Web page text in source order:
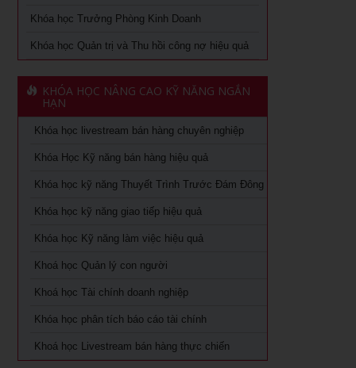
Cách đăng bán hàng trên Facebook hiệu quả
Khóa học Digital Marketing dành cho CMO
Khoá học Kinh Doanh online chuyên nghiệp
Khóa học Quản trị và Thu hồi công nợ hiệu quả
Khoá học Nhân tướng học nâng cao trong quản trị nhân
Khoá học Xem chỉ tay biết người
Khoá học quản lý con người
Khoá học Quản Trị Trải Nghiệm Khách Hàng
Ứng dụng AI trong bán hàng – Cách mạng hoá ngành bán
khóa học kaizen 5s – hiểu đúng và làm đúng
Khóa học Quản trị mua hàng
Tuyển dụng, giữ và sa thải nhân viên
Khóa Học đào tạo giảng viên nội bộ tại TPHCM
Khóa Học Quản Đốc Sản Xuất Tại TPHCM
Khóa Học Phong Thủy Chuyên Sâu Tại TPHCM
Khóa học phong thủy cho doanh nhân tại TPHCM
Khóa học Trưởng Phòng Kinh Doanh
Khóa học Quản trị và Thu hồi công nợ hiệu quả
KHÓA HỌC NÂNG CAO KỸ NĂNG NGẮN
HẠN
Khóa học livestream bán hàng chuyên nghiệp
Khóa Học Kỹ năng bán hàng hiệu quả
Khóa học kỹ năng Thuyết Trình Trước Đám Đông
Khóa học kỹ năng giao tiếp hiệu quả
Khóa học Kỹ năng làm việc hiệu quả
Khoá học Quản lý con người
Khoá học Tài chính doanh nghiệp
Khóa học phân tích báo cáo tài chính
Khoá học Livestream bán hàng thực chiến